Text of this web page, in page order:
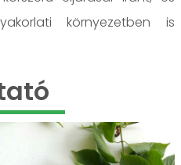
környezetben is